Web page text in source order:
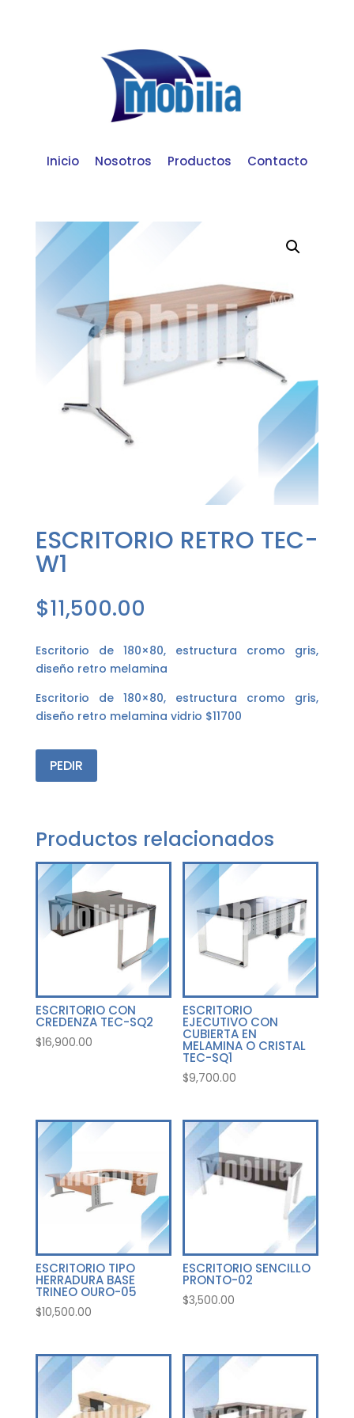
Inicio Nosotros Productos Contacto
ESCRITORIO RETRO TEC-
W1
$11,500.00
Escritorio de 180×80, estructura cromo gris,
diseño retro melamina
Escritorio de 180×80, estructura cromo gris,
diseño retro melamina vidrio $11700
PEDIR
Productos relacionados
ESCRITORIO CON
CREDENZA TEC-SQ2
$16,900.00
ESCRITORIO
EJECUTIVO CON
CUBIERTA EN
MELAMINA O CRISTAL
TEC-SQ1
$9,700.00
ESCRITORIO TIPO
HERRADURA BASE
TRINEO OURO-05
$10,500.00
ESCRITORIO SENCILLO
PRONTO-02
$3,500.00